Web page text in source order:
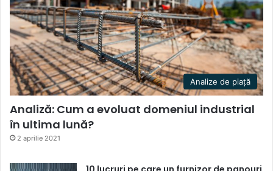
Analize de piață
Analiză: Cum a evoluat domeniul industrial
în ultima lună?
2 aprilie 2021